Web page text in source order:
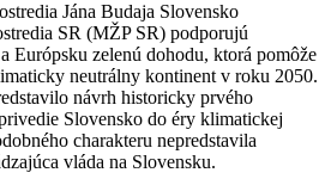
Jána Budaja Slovensko
SR (MŽP SR) podporujú
Európsku zelenú dohodu, ktorá pomôže
neutrálny kontinent v roku 2050.
návrh historicky prvého
Slovensko do éry klimatickej
charakteru nepredstavila
vláda na Slovensku.